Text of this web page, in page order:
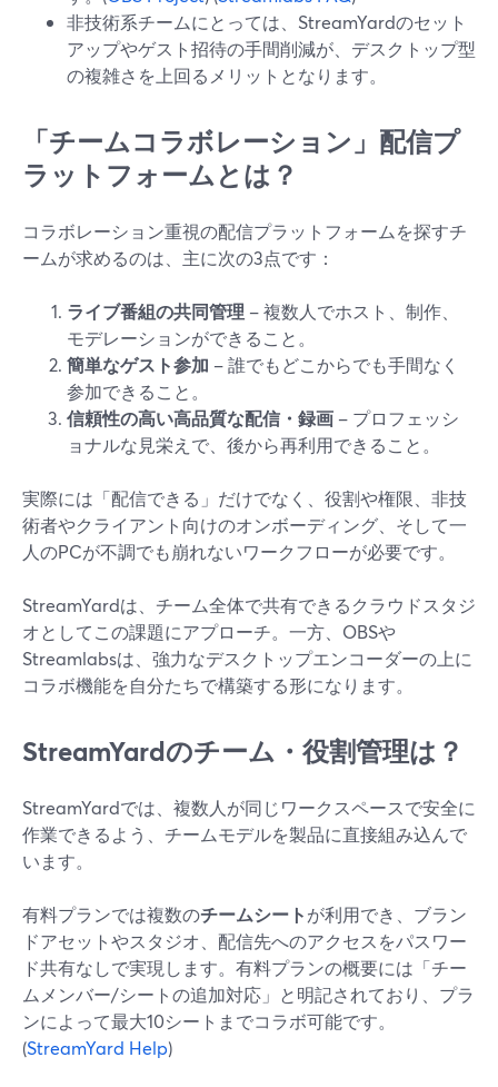
非技術系チームにとっては、StreamYardのセット
アップやゲスト招待の手間削減が、デスクトップ型
の複雑さを上回るメリットとなります。
「チームコラボレーション」配信プ
ラットフォームとは？
コラボレーション重視の配信プラットフォームを探すチ
ームが求めるのは、主に次の3点です：
ライブ番組の共同管理 – 複数人でホスト、制作、
モデレーションができること。
簡単なゲスト参加 – 誰でもどこからでも手間なく
参加できること。
信頼性の高い高品質な配信・録画 – プロフェッシ
ョナルな見栄えで、後から再利用できること。
実際には「配信できる」だけでなく、役割や権限、非技
術者やクライアント向けのオンボーディング、そして一
人のPCが不調でも崩れないワークフローが必要です。
StreamYardは、チーム全体で共有できるクラウドスタジ
オとしてこの課題にアプローチ。一方、OBSや
Streamlabsは、強力なデスクトップエンコーダーの上に
コラボ機能を自分たちで構築する形になります。
StreamYardのチーム・役割管理は？
StreamYardでは、複数人が同じワークスペースで安全に
作業できるよう、チームモデルを製品に直接組み込んで
います。
有料プランでは複数のチームシートが利用でき、ブラン
ドアセットやスタジオ、配信先へのアクセスをパスワー
ド共有なしで実現します。有料プランの概要には「チー
ムメンバー/シートの追加対応」と明記されており、プラ
ンによって最大10シートまでコラボ可能です。
(StreamYard Help)